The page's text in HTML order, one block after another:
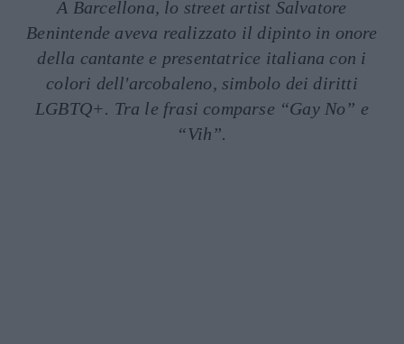
A Barcellona, lo street artist Salvatore
Benintende aveva realizzato il dipinto in onore
della cantante e presentatrice italiana con i
colori dell'arcobaleno, simbolo dei diritti
LGBTQ+. Tra le frasi comparse “Gay No” e
“Vih”.